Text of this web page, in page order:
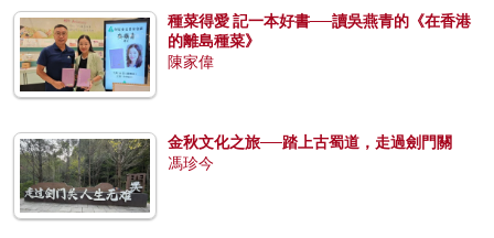
種菜得愛 記一本好書──讀吳燕青的《在香港
的離島種菜》
陳家偉
金秋文化之旅──踏上古蜀道，走過劍門關
馮珍今